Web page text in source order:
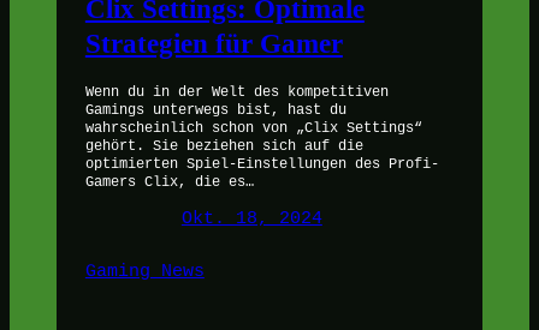
Clix Settings: Optimale
Strategien für Gamer
Wenn du in der Welt des kompetitiven
Gamings unterwegs bist, hast du
wahrscheinlich schon von „Clix Settings“
gehört. Sie beziehen sich auf die
optimierten Spiel-Einstellungen des Profi-
Gamers Clix, die es…
Okt. 18, 2024
Gaming News